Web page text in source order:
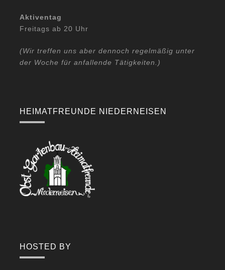
Aktiventag
Freitags ab 20 Uhr
(Wir treffen uns aber dennoch regelmäßig unter
der Woche für anfallende Tätigkeiten.)
HEIMATFREUNDE NIEDERNEISEN
HOSTED BY